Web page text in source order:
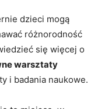
dzieci mogą⁣
różnorodność
się więcej​ o
‍warsztaty
i badania naukowe.